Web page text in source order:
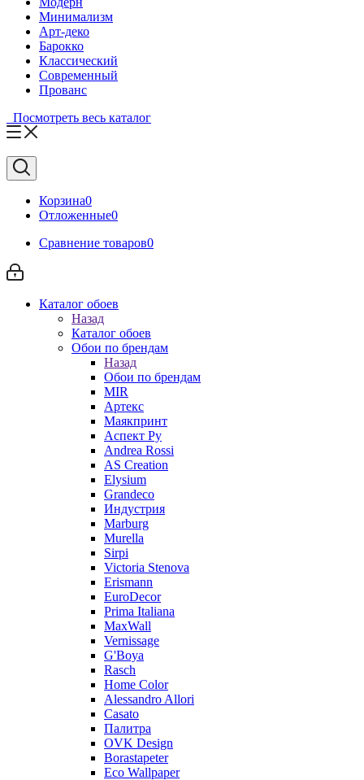
Минимализм
Арт-деко
Барокко
Классический
Современный
Прованс
Посмотреть весь каталог
Корзина0
Отложенные0
Сравнение товаров0
Каталог обоев
Назад
Каталог обоев
Обои по брендам
Назад
Обои по брендам
MIR
Артекс
Маякпринт
Аспект Ру
Andrea Rossi
AS Creation
Elysium
Grandeco
Индустрия
Marburg
Murella
Sirpi
Victoria Stenova
Erismann
EuroDecor
Prima Italiana
MaxWall
Vernissage
G'Boya
Rasch
Home Color
Alessandro Allori
Casato
Палитра
OVK Design
Borastapeter
Eco Wallpaper